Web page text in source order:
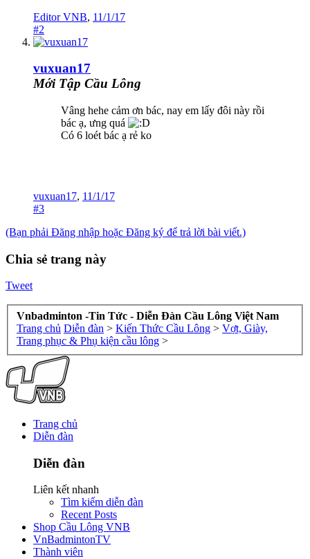
Editor VNB, 11/1/17
#2
vuxuan17
Mới Tập Cầu Lông
Vâng hehe cảm ơn bác, nay em lấy đôi này rồi
bác ạ, ưng quá
Có 6 loét bác ạ rẻ ko
vuxuan17, 11/1/17
#3
(Bạn phải Đăng nhập hoặc Đăng ký để trả lời bài viết.)
Chia sẻ trang này
Tweet
Vnbadminton -Tin Tức - Diễn Đàn Cầu Lông Việt Nam
Trang chủ Diễn đàn > Kiến Thức Cầu Lông > Vợt, Giày,
Trang phục & Phụ kiện cầu lông >
Trang chủ
Diễn đàn
Diễn đàn
Liên kết nhanh
Tìm kiếm diễn đàn
Recent Posts
Shop Cầu Lông VNB
VnBadmintonTV
Thành viên